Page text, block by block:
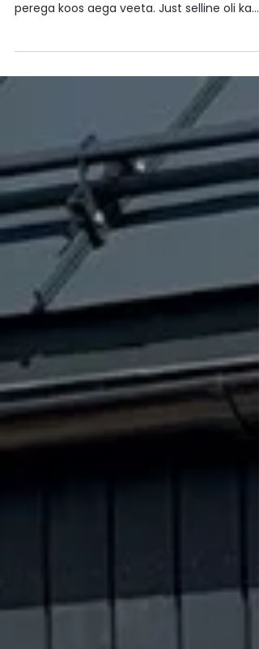
lugu MyCabini maja
valimisest
Unistus oma maakodust saab sageli alguse
soovist leida paik, kus argipäevast puhata ja
perega koos aega veeta. Just selline oli ka
Ave lugu. Otsides funktsionaalset ja
kvaliteetset lahendust maamaja jaoks, leidis
ta MyCabini Milla 47 maja, millest on
tänaseks saanud kogu pere
lemmikpuhkepaik. Palusime Avel jagada
kogemust – alates esimesest mõttest
suvemaja soetada kuni eluni MyCabini